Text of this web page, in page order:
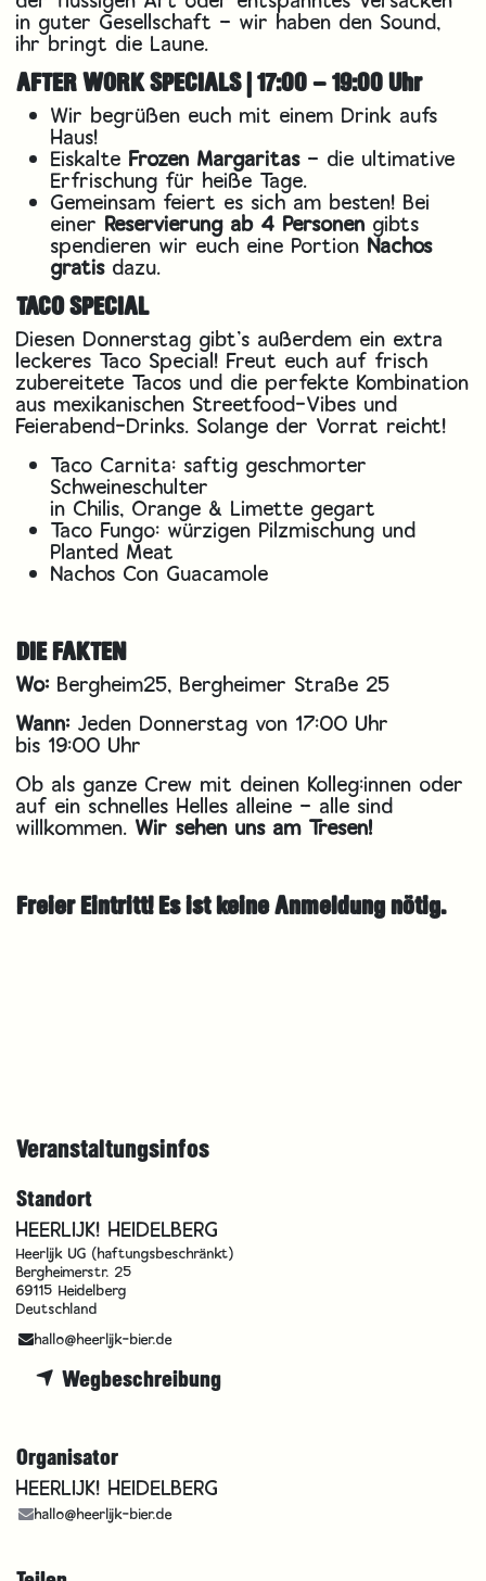
in guter Gesellschaft – wir haben den Sound,
ihr bringt die Laune.
AFTER WORK SPECIALS | 17:00 – 19:00 Uhr
Wir begrüßen euch mit einem Drink aufs
Haus!
Eiskalte Frozen Margaritas – die ultimative
Erfrischung für heiße Tage.
Gemeinsam feiert es sich am besten! Bei
einer Reservierung ab 4 Personen gibts
spendieren wir euch eine Portion Nachos
gratis dazu.
TACO SPECIAL
Diesen Donnerstag gibt's außerdem ein extra
leckeres Taco Special! Freut euch auf frisch
zubereitete Tacos und die perfekte Kombination
aus mexikanischen Streetfood-Vibes und
Feierabend-Drinks. Solange der Vorrat reicht!
Taco Carnita: saftig geschmorter
Schweineschulter
in Chilis, Orange & Limette gegart
Taco Fungo: würzigen Pilzmischung und
Planted Meat
Nachos Con Guacamole
DIE FAKTEN
Wo: Bergheim25, Bergheimer Straße 25
Wann: Jeden Donnerstag von 17:00 Uhr
bis 19:00 Uhr
Ob als ganze Crew mit deinen Kolleg:innen oder
auf ein schnelles Helles alleine – alle sind
willkommen. Wir sehen uns am Tresen!
Freier Eintritt! Es ist keine Anmeldung nötig.
Veranstaltungsinfos
Standort
HEERLIJK! HEIDELBERG
Heerlijk UG (haftungsbeschränkt)
Bergheimerstr. 25
69115 Heidelberg
Deutschland
hallo@heerlijk-bier.de
Wegbeschreibung
Organisator
HEERLIJK! HEIDELBERG
hallo@heerlijk-bier.de